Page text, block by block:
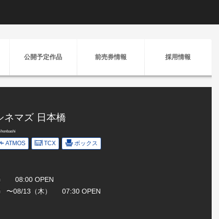
公開予定作品 前売券情報 採用情報
ネマズ 日本橋
ATMOS TCX ボックス
） 08:00 OPEN
〜08/13（木） 07:30 OPEN